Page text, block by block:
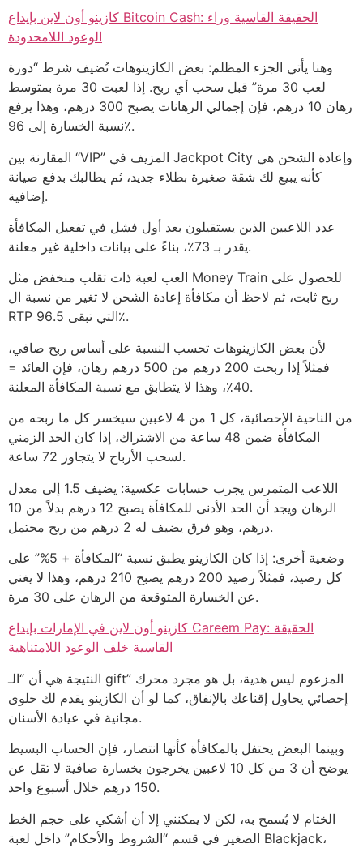
كازينو أون لاين بإيداع Bitcoin Cash: الحقيقة القاسية وراء
الوعود اللامحدودة
وهنا يأتي الجزء المظلم: بعض الكازينوهات تُضيف شرط “دورة
لعب 30 مرة” قبل سحب أي ربح. إذا لعبت 30 مرة بمتوسط
رهان 10 درهم، فإن إجمالي الرهانات يصبح 300 درهم، وهذا يرفع
نسبة الخسارة إلى 96٪.
المقارنة بين “VIP” المزيف في Jackpot City وإعادة الشحن هي
كأنه يبيع لك شقة صغيرة بطلاء جديد، ثم يطالبك بدفع صيانة
إضافية.
عدد اللاعبين الذين يستقيلون بعد أول فشل في تفعيل المكافأة
يقدر بـ 73٪، بناءً على بيانات داخلية غير معلنة.
العب لعبة ذات تقلب منخفض مثل Money Train للحصول على
ربح ثابت، ثم لاحظ أن مكافأة إعادة الشحن لا تغير من نسبة ال
RTP التي تبقى 96.5٪.
لأن بعض الكازينوهات تحسب النسبة على أساس ربح صافي،
فمثلاً إذا ربحت 200 درهم من 500 درهم رهان، فإن العائد =
40٪، وهذا لا يتطابق مع نسبة المكافأة المعلنة.
من الناحية الإحصائية، كل 1 من 4 لاعبين سيخسر كل ما ربحه من
المكافأة ضمن 48 ساعة من الاشتراك، إذا كان الحد الزمني
لسحب الأرباح لا يتجاوز 72 ساعة.
اللاعب المتمرس يجرب حسابات عكسية: يضيف 1.5 إلى معدل
الرهان ويجد أن الحد الأدنى للمكافأة يصبح 12 درهم بدلاً من 10
درهم، وهو فرق يضيف له 2 درهم من ربح محتمل.
وضعية أخرى: إذا كان الكازينو يطبق نسبة “المكافأة + 5%” على
كل رصيد، فمثلاً رصيد 200 درهم يصبح 210 درهم، وهذا لا يغني
عن الخسارة المتوقعة من الرهان على 30 مرة.
كازينو أون لاين في الإمارات بإيداع Careem Pay: الحقيقة
القاسية خلف الوعود اللامتناهية
النتيجة هي أن “الـ gift” المزعوم ليس هدية، بل هو مجرد محرك
إحصائي يحاول إقناعك بالإنفاق، كما لو أن الكازينو يقدم لك حلوى
مجانية في عيادة الأسنان.
وبينما البعض يحتفل بالمكافأة كأنها انتصار، فإن الحساب البسيط
يوضح أن 3 من كل 10 لاعبين يخرجون بخسارة صافية لا تقل عن
150 درهم خلال أسبوع واحد.
الختام لا يُسمح به، لكن لا يمكنني إلا أن أشكي على حجم الخط
الصغير في قسم “الشروط والأحكام” داخل لعبة Blackjack،